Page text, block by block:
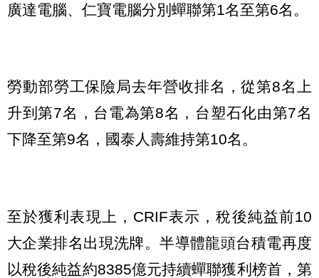
廣達電腦、仁寶電腦分別蟬聯第1名至第6名。
勞動部勞工保險局去年營收排名，從第8名上
升到第7名，台電為第8名，台塑石化由第7名
下降至第9名，國泰人壽維持第10名。
至於獲利表現上，CRIF表示，稅後純益前10
大企業排名出現洗牌。半導體龍頭台積電再度
以稅後純益約8385億元持續蟬聯獲利榜首，第